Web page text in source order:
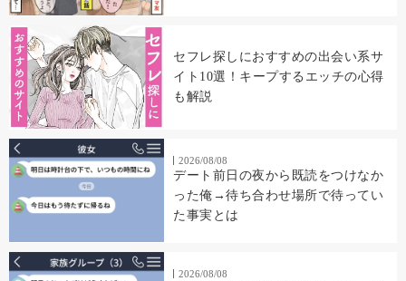
セフレ探しにおすすめの出会い系サ
イト10選！キープするエッチの心得
も解説
2026/08/08
デート前日の夜から既読をつけなか
った俺→待ち合わせ場所で待ってい
た事実とは
2026/08/08